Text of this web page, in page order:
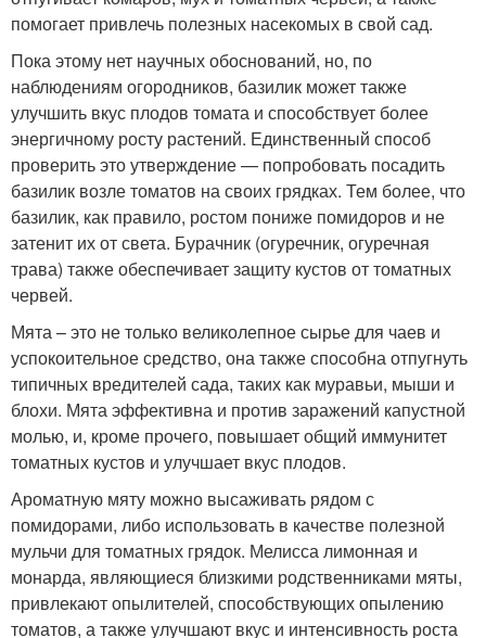
помогает привлечь полезных насекомых в свой сад.
Пока этому нет научных обоснований, но, по
наблюдениям огородников, базилик может также
улучшить вкус плодов томата и способствует более
энергичному росту растений. Единственный способ
проверить это утверждение — попробовать посадить
базилик возле томатов на своих грядках. Тем более, что
базилик, как правило, ростом пониже помидоров и не
затенит их от света. Бурачник (огуречник, огуречная
трава) также обеспечивает защиту кустов от томатных
червей.
Мята – это не только великолепное сырье для чаев и
успокоительное средство, она также способна отпугнуть
типичных вредителей сада, таких как муравьи, мыши и
блохи. Мята эффективна и против заражений капустной
молью, и, кроме прочего, повышает общий иммунитет
томатных кустов и улучшает вкус плодов.
Ароматную мяту можно высаживать рядом с
помидорами, либо использовать в качестве полезной
мульчи для томатных грядок. Мелисса лимонная и
монарда, являющиеся близкими родственниками мяты,
привлекают опылителей, способствующих опылению
томатов, а также улучшают вкус и интенсивность роста